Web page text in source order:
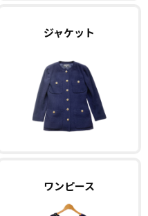
ジャケット
ワンピース